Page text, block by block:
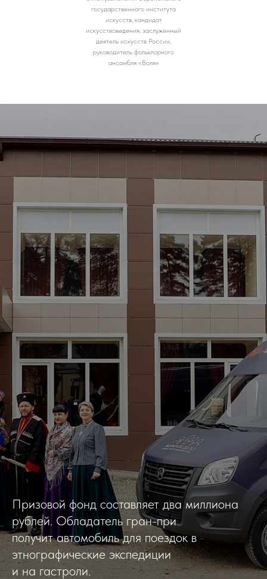
государственного института
искусств, кандидат
искусствоведения, заслуженный
деятель искусств России,
руководитель фольклорного
ансамбля «Воля»
Призовой фонд составляет два миллиона
рублей. Обладатель гран-при
получит автомобиль для поездок в
этнографические экспедиции
и на гастроли.